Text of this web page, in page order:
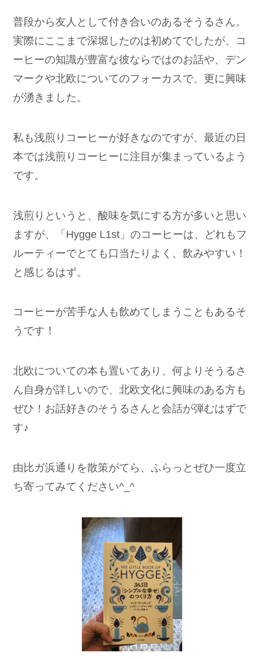
普段から友人として付き合いのあるそうるさん。
実際にここまで深堀したのは初めてでしたが、コ
ーヒーの知識が豊富な彼ならではのお話や、デン
マークや北欧についてのフォーカスで、更に興味
が湧きました。
私も浅煎りコーヒーが好きなのですが、最近の日
本では浅煎りコーヒーに注目が集まっているよう
です。
浅煎りというと、酸味を気にする方が多いと思い
ますが、「Hygge L1st」のコーヒーは、どれもフ
ルーティーでとても口当たりよく、飲みやすい！
と感じるはず。
コーヒーが苦手な人も飲めてしまうこともあるそ
うです！
北欧についての本も置いてあり、何よりそうるさ
ん自身が詳しいので、北欧文化に興味のある方も
ぜひ！お話好きのそうるさんと会話が弾むはずで
す♪
由比ガ浜通りを散策がてら、ふらっとぜひ一度立
ち寄ってみてください^_^